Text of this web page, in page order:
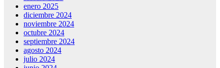
enero 2025
diciembre 2024
noviembre 2024
octubre 2024
septiembre 2024
agosto 2024
julio 2024